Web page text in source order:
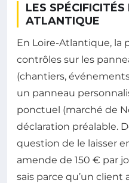
LES
ATLANTIQUE
En Loire-Atlantique, la
contrôles sur les
(chantiers,
un panneau
ponctuel (marché de
déclaration préalable.
question de le laisser
amende de 150 € par
sais parce qu’un client